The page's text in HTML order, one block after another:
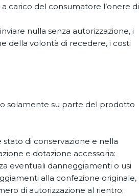
carico del consumatore l’onere di
nulla senza autorizzazione, i
della volontà di recedere, i costi
solamente su parte del prodotto
di conservazione e nella
e dotazione accessoria:
eventuali danneggiamenti o usi
alla confezione originale,
di autorizzazione al rientro;